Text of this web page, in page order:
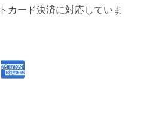
カード決済に対応していま